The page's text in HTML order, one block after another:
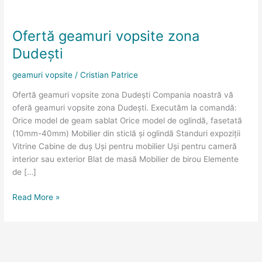
Ofertă geamuri vopsite zona
Dudești
geamuri vopsite /Cristian Patrice
Ofertă geamuri vopsite zona Dudești Compania noastră vă
oferă geamuri vopsite zona Dudești. Executăm la comandă:
Orice model de geam sablat Orice model de oglindă, fasetată
(10mm-40mm) Mobilier din sticlă și oglindă Standuri expoziții
Vitrine Cabine de duș Uși pentru mobilier Uși pentru cameră
interior sau exterior Blat de masă Mobilier de birou Elemente
de […]
vopsite
zona
Dudești
Read More »